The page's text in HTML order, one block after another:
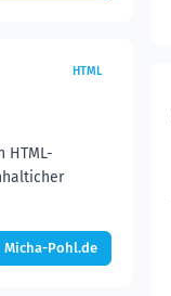
HTML
HTML-
Micha-Pohl.de